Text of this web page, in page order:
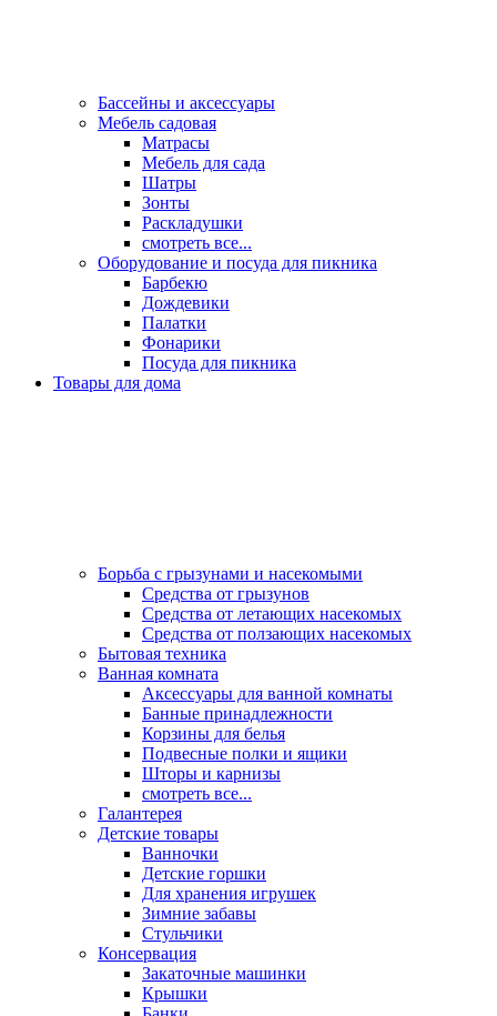
Бассейны и аксессуары
Мебель садовая
Матрасы
Мебель для сада
Шатры
Зонты
Раскладушки
смотреть все...
Оборудование и посуда для пикника
Барбекю
Дождевики
Палатки
Фонарики
Посуда для пикника
Товары для дома
Борьба с грызунами и насекомыми
Средства от грызунов
Средства от летающих насекомых
Средства от ползающих насекомых
Бытовая техника
Ванная комната
Аксессуары для ванной комнаты
Банные принадлежности
Корзины для белья
Подвесные полки и ящики
Шторы и карнизы
смотреть все...
Галантерея
Детские товары
Ванночки
Детские горшки
Для хранения игрушек
Зимние забавы
Стульчики
Консервация
Закаточные машинки
Крышки